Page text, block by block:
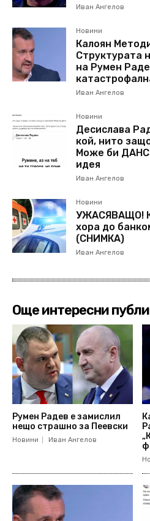
Иван Ангелов
Новини
Калоян
Структурата
на Румен
Иван Ангелов
Новини
Десислава
кой, нито
Може би
идея
Иван Ангелов
Новини
УЖАСЯВАЩО!
хора до
(СНИМКА)
Иван Ангелов
Още интересни
Румен Радев е замислил
нещо страшно за Пеевски
Новини Иван Ангелов